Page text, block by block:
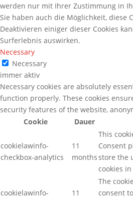
werden nur mit Ihrer Zustimmung in
Sie haben auch die Möglichkeit, diese
Deaktivieren einiger dieser Cookies
Surferlebnis auswirken.
Necessary
Necessary
immer aktiv
Necessary cookies are absolutely
function properly. These cookies
security features of the website,
Cookie
Dauer
cookielawinfo-
checkbox-analytics
11
months
This
Consent
store the
cookies
cookielawinfo-
11
The
consent